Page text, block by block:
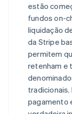
estão
fundos on-
liquidação
da Stripe
permitem
retenham e
tradicionais.
pagamento